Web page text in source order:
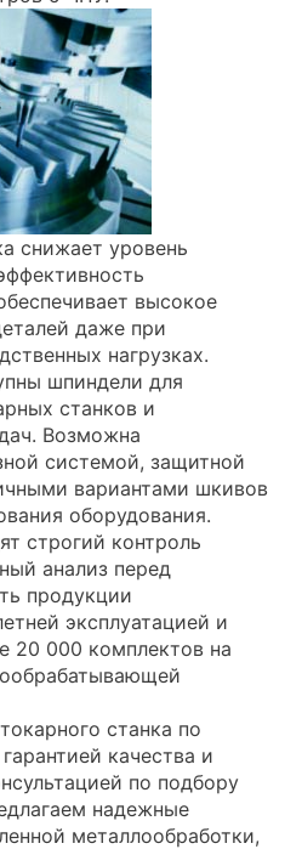
снижает уровень
высокое
даже при
нагрузках.
шпиндели для
станков и
Возможна
системой, защитной
вариантами шкивов
оборудования.
строгий контроль
анализ перед
продукции
эксплуатацией и
20 000 комплектов на
станка по
качества и
по подбору
надежные
металлообработки,